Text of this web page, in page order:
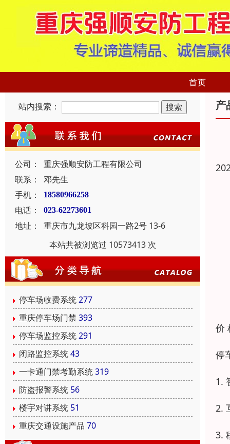
首页
站内搜索：
公司：
重庆强顺安防工程有限公司
联系：
邓先生
手机：
18580966258
电话： 023-62273601
地址：
重庆市九龙坡区科园一路2号 13-6
本站共被浏览过 10573413 次
停车场收费系统277
重庆停车场门禁 393
停车场监控系统291
闭路监控系统43
一卡通门禁考勤系统319
防盗报警系统 56
楼宇对讲系统 51
重庆交通设施产品 70
产
价
停
1.
2.
3.